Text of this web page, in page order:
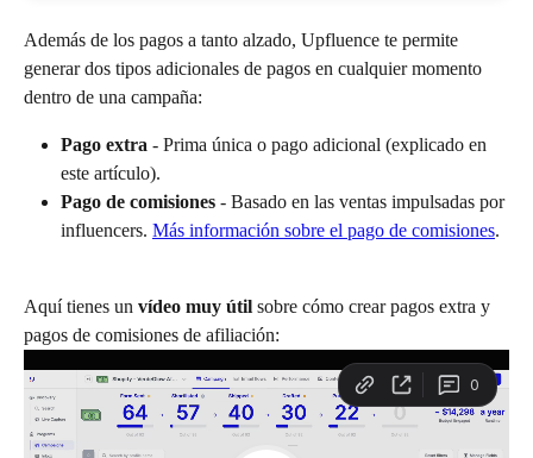
Además de los pagos a tanto alzado, Upfluence te permite
generar dos tipos adicionales de pagos en cualquier momento
dentro de una campaña:
Pago extra - Prima única o pago adicional (explicado en
este artículo).
Pago de comisiones - Basado en las ventas impulsadas por
influencers. Más información sobre el pago de comisiones.
Aquí tienes un vídeo muy útil sobre cómo crear pagos extra y
pagos de comisiones de afiliación: